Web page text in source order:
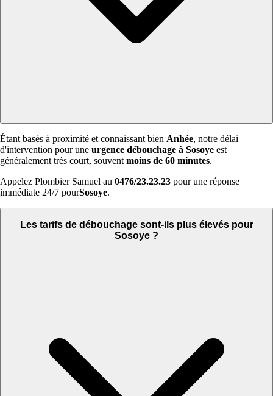
Étant basés à proximité et connaissant bien Anhée, notre délai
d'intervention pour une urgence débouchage à Sosoye est
généralement très court, souvent moins de 60 minutes.
Appelez Plombier Samuel au 0476/23.23.23 pour une réponse
immédiate 24/7 pourSosoye.
Les tarifs de débouchage sont-ils plus élevés pour
Sosoye ?